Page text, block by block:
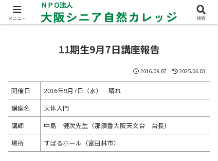
11期生9月7日講座報告
2016.09.07 2025.06.03
開催日
2016年9月7日（水） 晴れ
講座名
天体入門
講師
中島 健次先生（那須香大阪天文台 台長）
場所
すばるホール（富田林市）
メニュー 検索